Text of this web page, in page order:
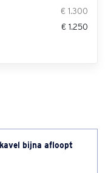
€ 1.300
€ 1.250
bijna afloopt